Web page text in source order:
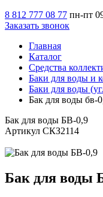
8 812 777 08 77 пн-пт
Заказать звонок
Главная
Каталог
Средства
Баки для воды и
Баки для воды
Бак для воды бв-
Бак для воды БВ-0,9
Артикул СКЗ2114
Бак для воды